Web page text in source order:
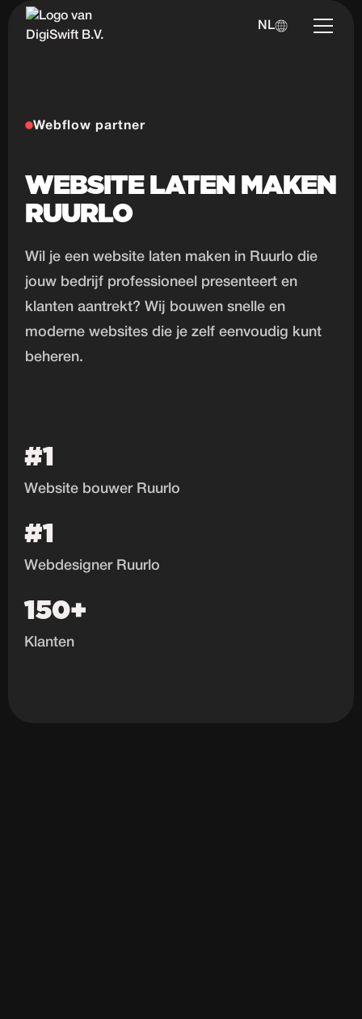
NL
Webflow partner
WEBSITE LATEN MAKEN
RUURLO
Wil je een website laten maken in Ruurlo die
jouw bedrijf professioneel presenteert en
klanten aantrekt? Wij bouwen snelle en
moderne websites die je zelf eenvoudig kunt
beheren.
#1
Website bouwer Ruurlo
#1
Webdesigner Ruurlo
150+
Klanten